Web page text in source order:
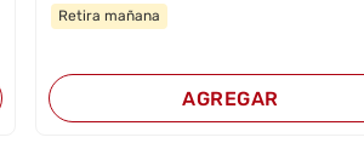
Retira mañana
AGREGAR